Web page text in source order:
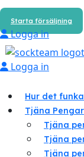
Starta försäljning
Logga in
Logga in
Hur det
Tjäna Pengar
Tjäna
Tjäna
Tjäna